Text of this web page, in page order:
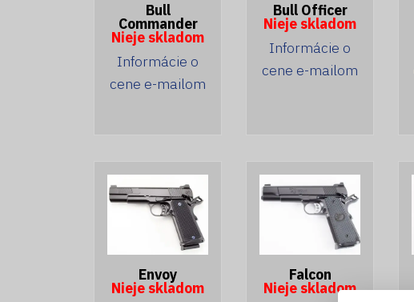
Bull
Commander
Nieje skladom
Informácie o
cene e-mailom
Bull Officer
Nieje skladom
Informácie o
cene e-mailom
Envoy
Nieje skladom
Falcon
Nieje skladom